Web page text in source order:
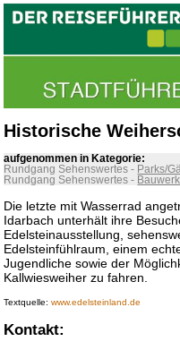
Historische
aufgenommen in Kategorie:
Rundgang Sehenswertes - Parks/
Rundgang Sehenswertes -
Die letzte mit Wasserrad
Idarbach unterhält ihre
Edelsteinausstellung,
Edelsteinfühlraum, einem
Jugendliche sowie der
Kallwiesweiher zu fahren.
Textquelle:www.edelsteinland.de
Kontakt: